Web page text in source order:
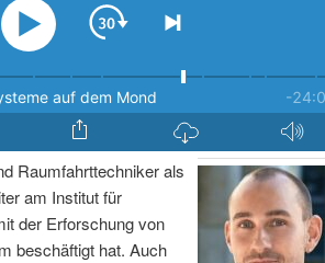
Raumfahrttechniker als
am Institut für
der Erforschung von
beschäftigt hat. Auch